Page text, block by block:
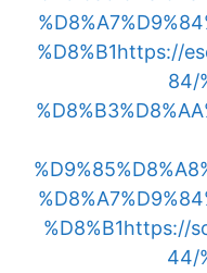
%D8%B1https://
84/
%D8%B1https://
44/